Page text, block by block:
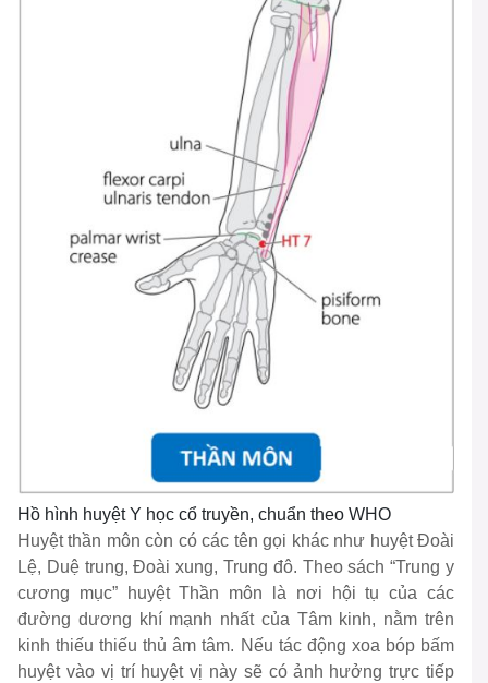
Hồ hình huyệt Y học cổ truyền, chuẩn theo WHO
Huyệt thần môn còn có các tên gọi khác như huyệt Đoài
Lệ, Duệ trung, Đoài xung, Trung đô. Theo sách “Trung y
cương mục” huyệt Thần môn là nơi hội tụ của các
đường dương khí mạnh nhất của Tâm kinh, nằm trên
kinh thiếu thiếu thủ âm tâm. Nếu tác động xoa bóp bấm
huyệt vào vị trí huyệt vị này sẽ có ảnh hưởng trực tiếp